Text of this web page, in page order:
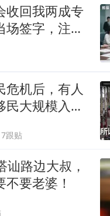
收回我两成专
场签字，注销
危机后，有人
民大规模入侵
跟贴
讪路边大叔，
要老婆！